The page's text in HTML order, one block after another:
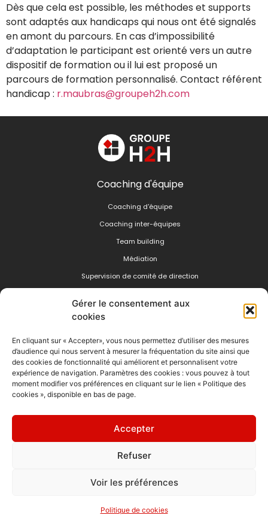
Gérer le consentement aux
cookies
En cliquant sur « Accepter», vous nous permettez d’utiliser des mesures
d’audience qui nous servent à mesurer la fréquentation du site ainsi que
des cookies de fonctionnalité qui améliorent et personnalisent votre
expérience de navigation. Paramètres des cookies : vous pouvez à tout
moment modifier vos préférences en cliquant sur le lien « Politique des
cookies », disponible en bas de page.
Accepter
Refuser
Voir les préférences
Politique de cookies
Dès que cela est possible, les méthodes et supports
sont adaptés aux handicaps qui nous ont été signalés
en amont du parcours. En cas d’impossibilité
d’adaptation le participant est orienté vers un autre
dispositif de formation ou il lui est proposé un
parcours de formation personnalisé. Contact référent
handicap : r.maubras@groupeh2h.com
Coaching d'équipe
Coaching d'équipe
Coaching inter-équipes
Team building
Médiation
Supervision de comité de direction
Formations managériales
Management de l'incertitude
Gestion du stress
Gestion du temps
Contact
Mail : contact@groupeh2h.com
Tel : 01 83 64 28 64
Groupe H2H| CGV et règlement
This site is protected by reCAPTCHA and the GooglePrivacy Policy